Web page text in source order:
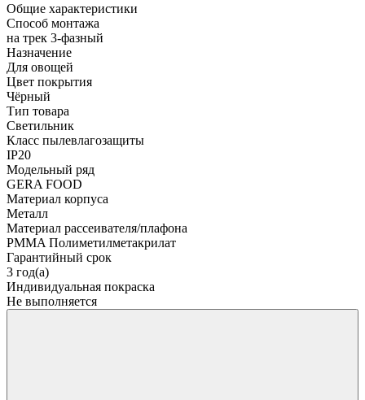
Общие характеристики
Способ монтажа
на трек 3-фазный
Назначение
Для овощей
Цвет покрытия
Чёрный
Тип товара
Светильник
Класс пылевлагозащиты
IP20
Модельный ряд
GERA FOOD
Материал корпуса
Металл
Материал рассеивателя/плафона
PMMA Полиметилметакрилат
Гарантийный срок
3 год(а)
Индивидуальная покраска
Не выполняется